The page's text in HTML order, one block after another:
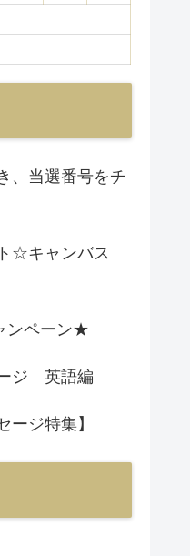
、当選番号をチ
☆キャンバス
ンペーン★
ジ 英語編
ージ特集】